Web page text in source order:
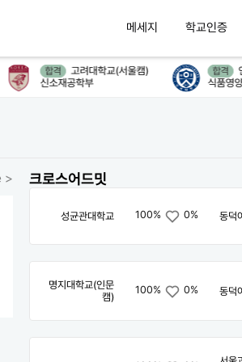
메세지 학교인증
합격
고려대학교(서울캠)
신소재공학부
합격
연
식품영양
> 크로스어드밋
성균관대학교 100% 0% 동덕
명지대학교(인문
캠)
100% 0% 동덕